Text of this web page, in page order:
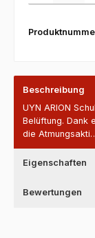
Beschreibung
UYN ARION
Belüftung. Dank
die
Eigenschaften
Bewertungen